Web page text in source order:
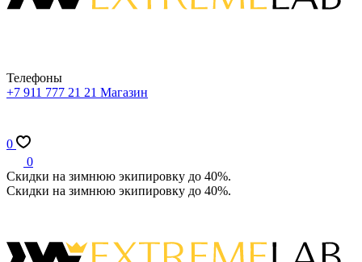
Телефоны
+7 911 777 21 21 Магазин
0
0
Скидки на зимнюю экипировку до 40%.
Скидки на зимнюю экипировку до 40%.